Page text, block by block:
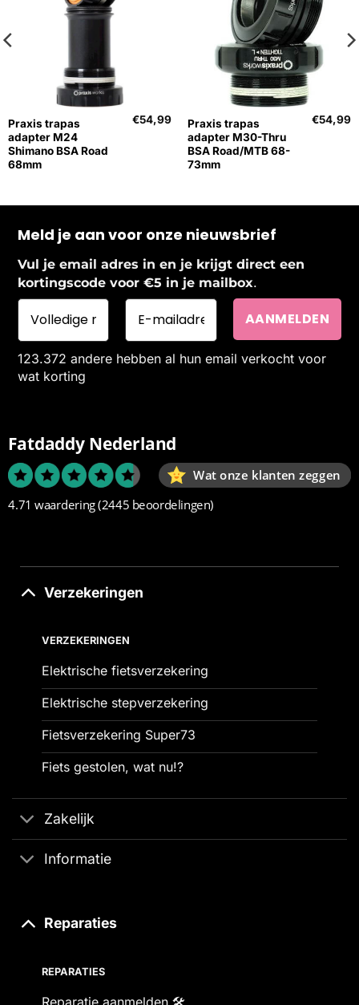
Praxis trapas
adapter M24
Shimano BSA Road
68mm
€54,99
Praxis trapas
adapter M30-Thru
BSA Road/MTB 68-
73mm
€54,99
Meld je aan voor onze nieuwsbrief
Vul je email adres in en je krijgt direct een
kortingscode voor €5 in je mailbox.
123.372 andere hebben al hun email verkocht voor
wat korting
Fatdaddy Nederland
Wat onze klanten zeggen
4.71 waardering(2445 beoordelingen)
Verzekeringen
VERZEKERINGEN
Elektrische fietsverzekering
Elektrische stepverzekering
Fietsverzekering Super73
Fiets gestolen, wat nu!?
Zakelijk
Informatie
Reparaties
REPARATIES
Reparatie aanmelden 🛠️